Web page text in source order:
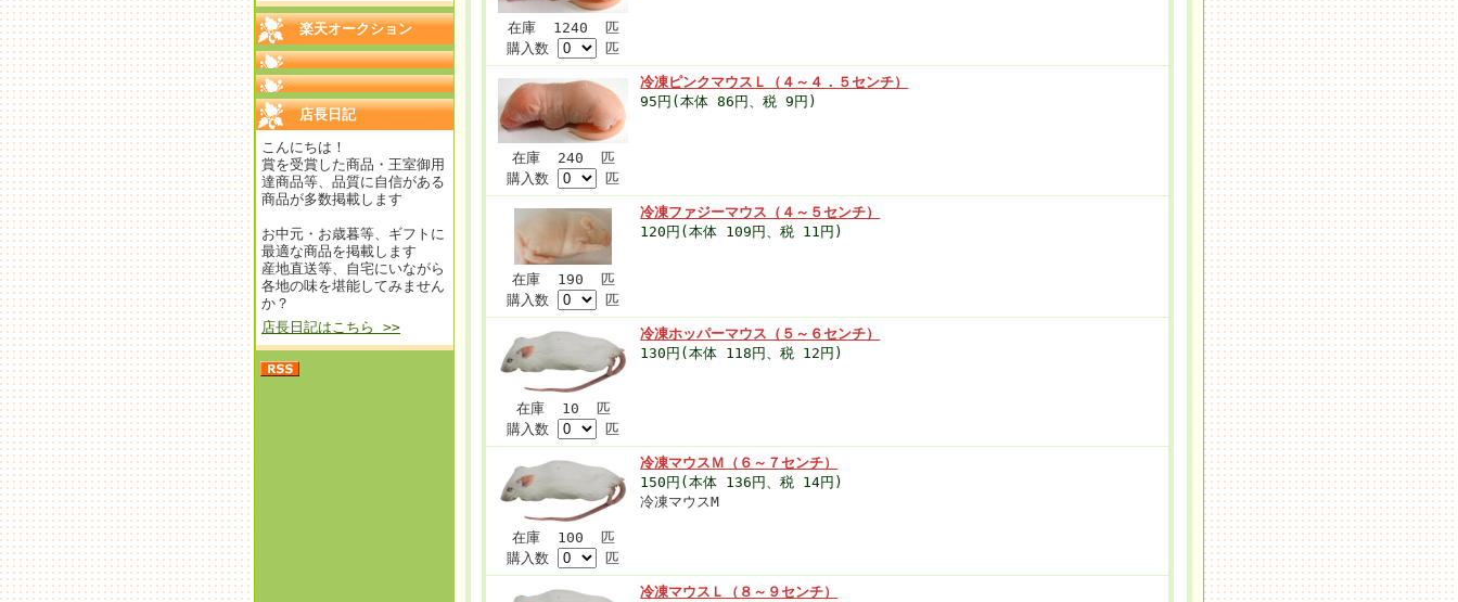
楽天オークション
店長日記
こんにちは！
賞を受賞した商品・王室御用
達商品等、品質に自信がある
商品が多数掲載します
お中元・お歳暮等、ギフトに
最適な商品を掲載します
産地直送等、自宅にいながら
各地の味を堪能してみません
か？
店長日記はこちら >>
在庫 1240 匹
購入数
匹
在庫 240 匹
購入数
匹
冷凍ピンクマウスＬ（４～４．５センチ）
95円(本体 86円、税 9円)
在庫 190 匹
購入数
匹
冷凍ファジーマウス（４～５センチ）
120円(本体 109円、税 11円)
在庫 10 匹
購入数
匹
冷凍ホッパーマウス（５～６センチ）
130円(本体 118円、税 12円)
在庫 100 匹
購入数
匹
冷凍マウスＭ（６～７センチ）
150円(本体 136円、税 14円)
冷凍マウスM
冷凍マウスＬ（８～９センチ）